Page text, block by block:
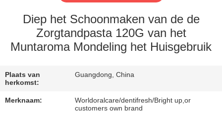
FABRIEKSREIS
KWALITEITSCONTROLE
CONTACTEER
Diep het Schoonmaken van de de
Zorgtandpasta 120G van het
Muntaroma Mondeling het Huisgebruik
Plaats van
herkomst:
Guangdong, China
Merknaam:
Worldoralcare/dentifresh/Bright up,or
customers own brand